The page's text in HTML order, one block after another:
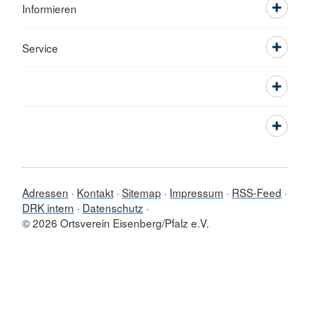
Informieren
Service
Adressen Kontakt Sitemap Impressum
RSS-Feed
DRK intern
Datenschutz
© 2026 Ortsverein Eisenberg/Pfalz e.V.